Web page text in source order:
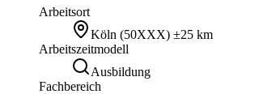
Arbeitsort
Köln (50XXX) ±25 km
Arbeitszeitmodell
Ausbildung
Fachbereich